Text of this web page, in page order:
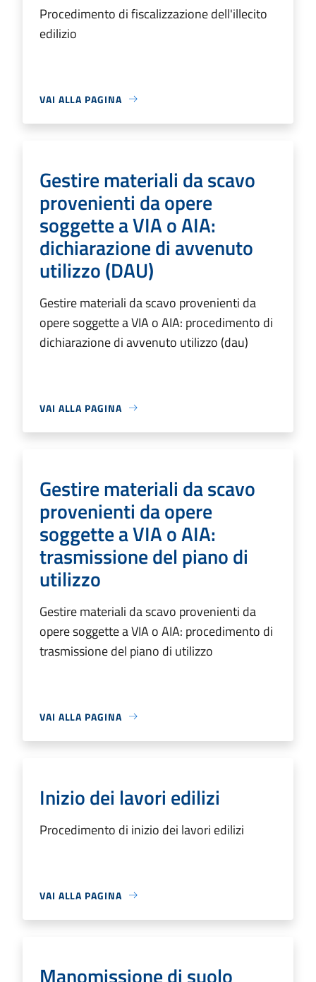
Procedimento di fiscalizzazione dell'illecito
edilizio
VAI ALLA PAGINA
Gestire materiali da scavo
provenienti da opere
soggette a VIA o AIA:
dichiarazione di avvenuto
utilizzo (DAU)
Gestire materiali da scavo provenienti da
opere soggette a VIA o AIA: procedimento di
dichiarazione di avvenuto utilizzo (dau)
VAI ALLA PAGINA
Gestire materiali da scavo
provenienti da opere
soggette a VIA o AIA:
trasmissione del piano di
utilizzo
Gestire materiali da scavo provenienti da
opere soggette a VIA o AIA: procedimento di
trasmissione del piano di utilizzo
VAI ALLA PAGINA
Inizio dei lavori edilizi
Procedimento di inizio dei lavori edilizi
VAI ALLA PAGINA
Manomissione di suolo